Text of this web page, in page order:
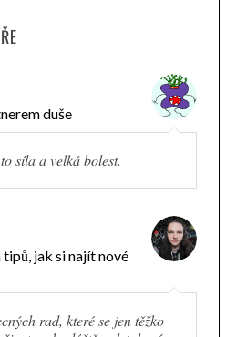
duše
síla a velká bolest.
tipů, jak si najít nové
rad, které se jen těžko